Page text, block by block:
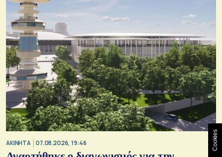
ΑΚΙΝΗΤΑ 07.08.2026, 19:46 Cookies